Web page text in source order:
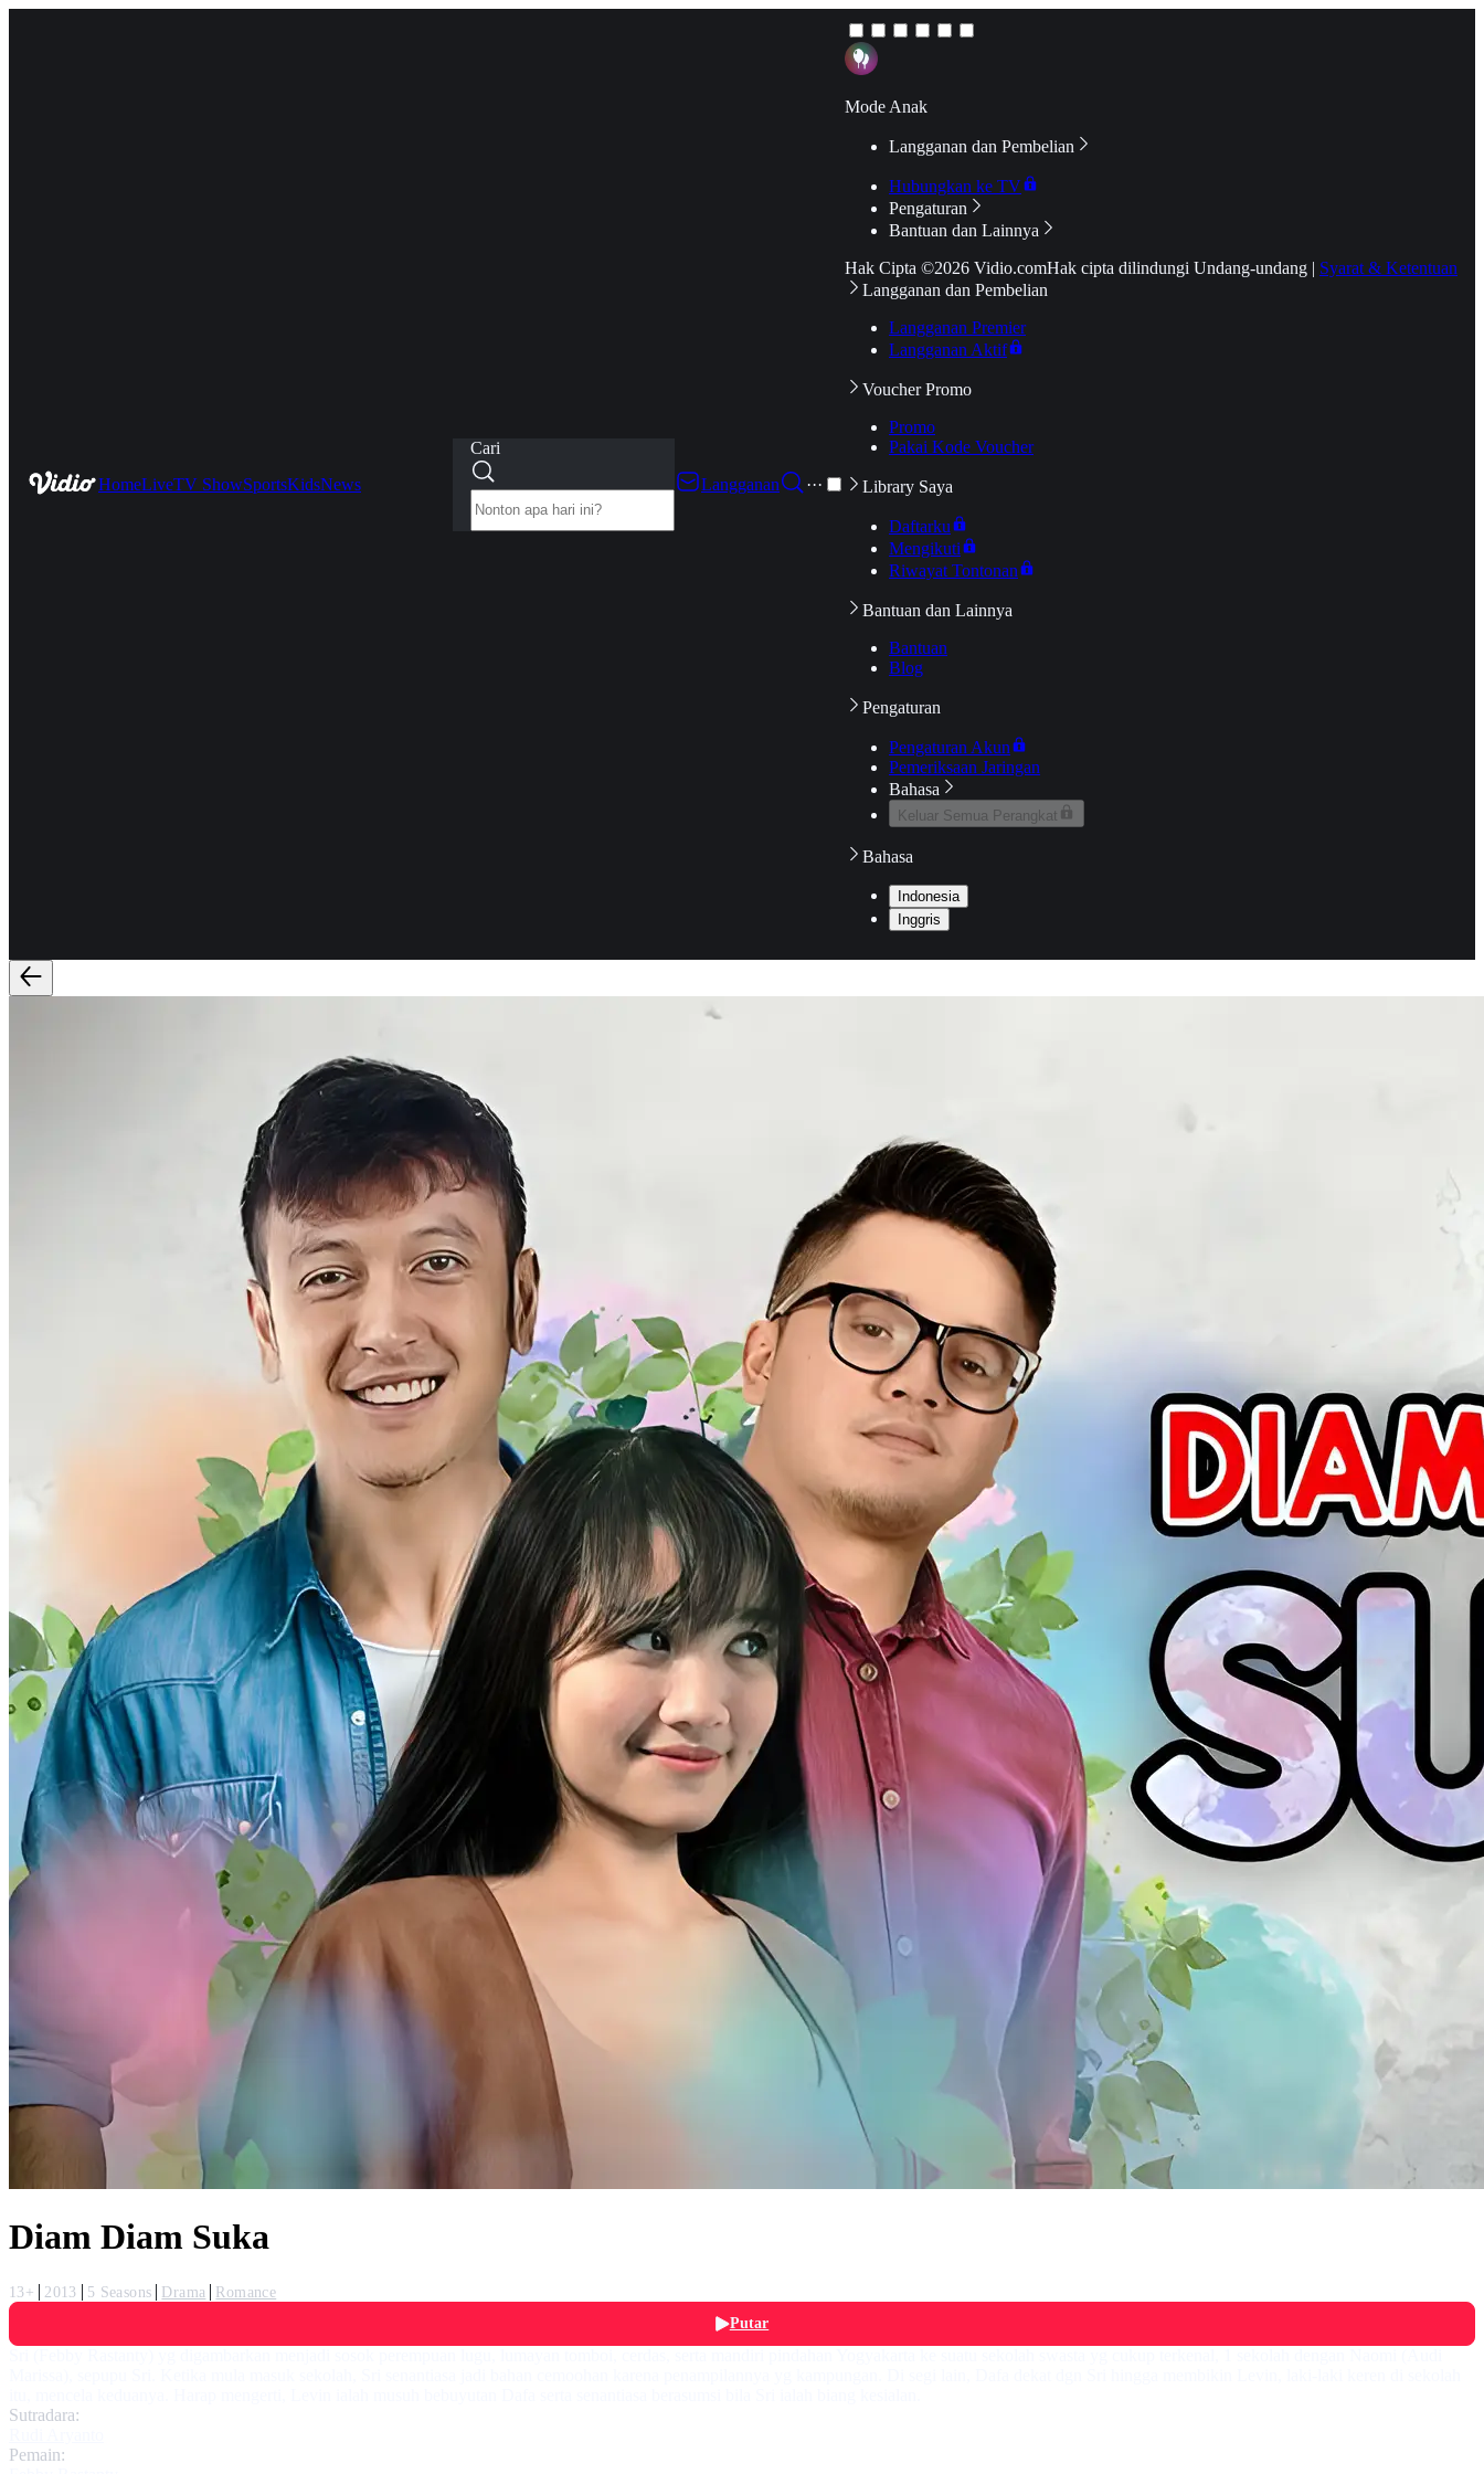
HomeLiveTV ShowSportsKidsNews
Cari
Langganan
···
Mode Anak
Langganan dan Pembelian
Hubungkan ke TV
Pengaturan
Bantuan dan Lainnya
Hak Cipta ©2026 Vidio.comHak cipta dilindungi Undang-undang | Syarat & Ketentuan
Langganan dan Pembelian
Langganan Premier
Langganan Aktif
Voucher Promo
Promo
Pakai Kode Voucher
Library Saya
Daftarku
Mengikuti
Riwayat Tontonan
Bantuan dan Lainnya
Bantuan
Blog
Pengaturan
Pengaturan Akun
Pemeriksaan Jaringan
Bahasa
Keluar Semua Perangkat
Bahasa
Indonesia
Inggris
Diam Diam Suka
13+ 2013 5 Seasons Drama
Romance
Putar
Sutradara:
Pemain: